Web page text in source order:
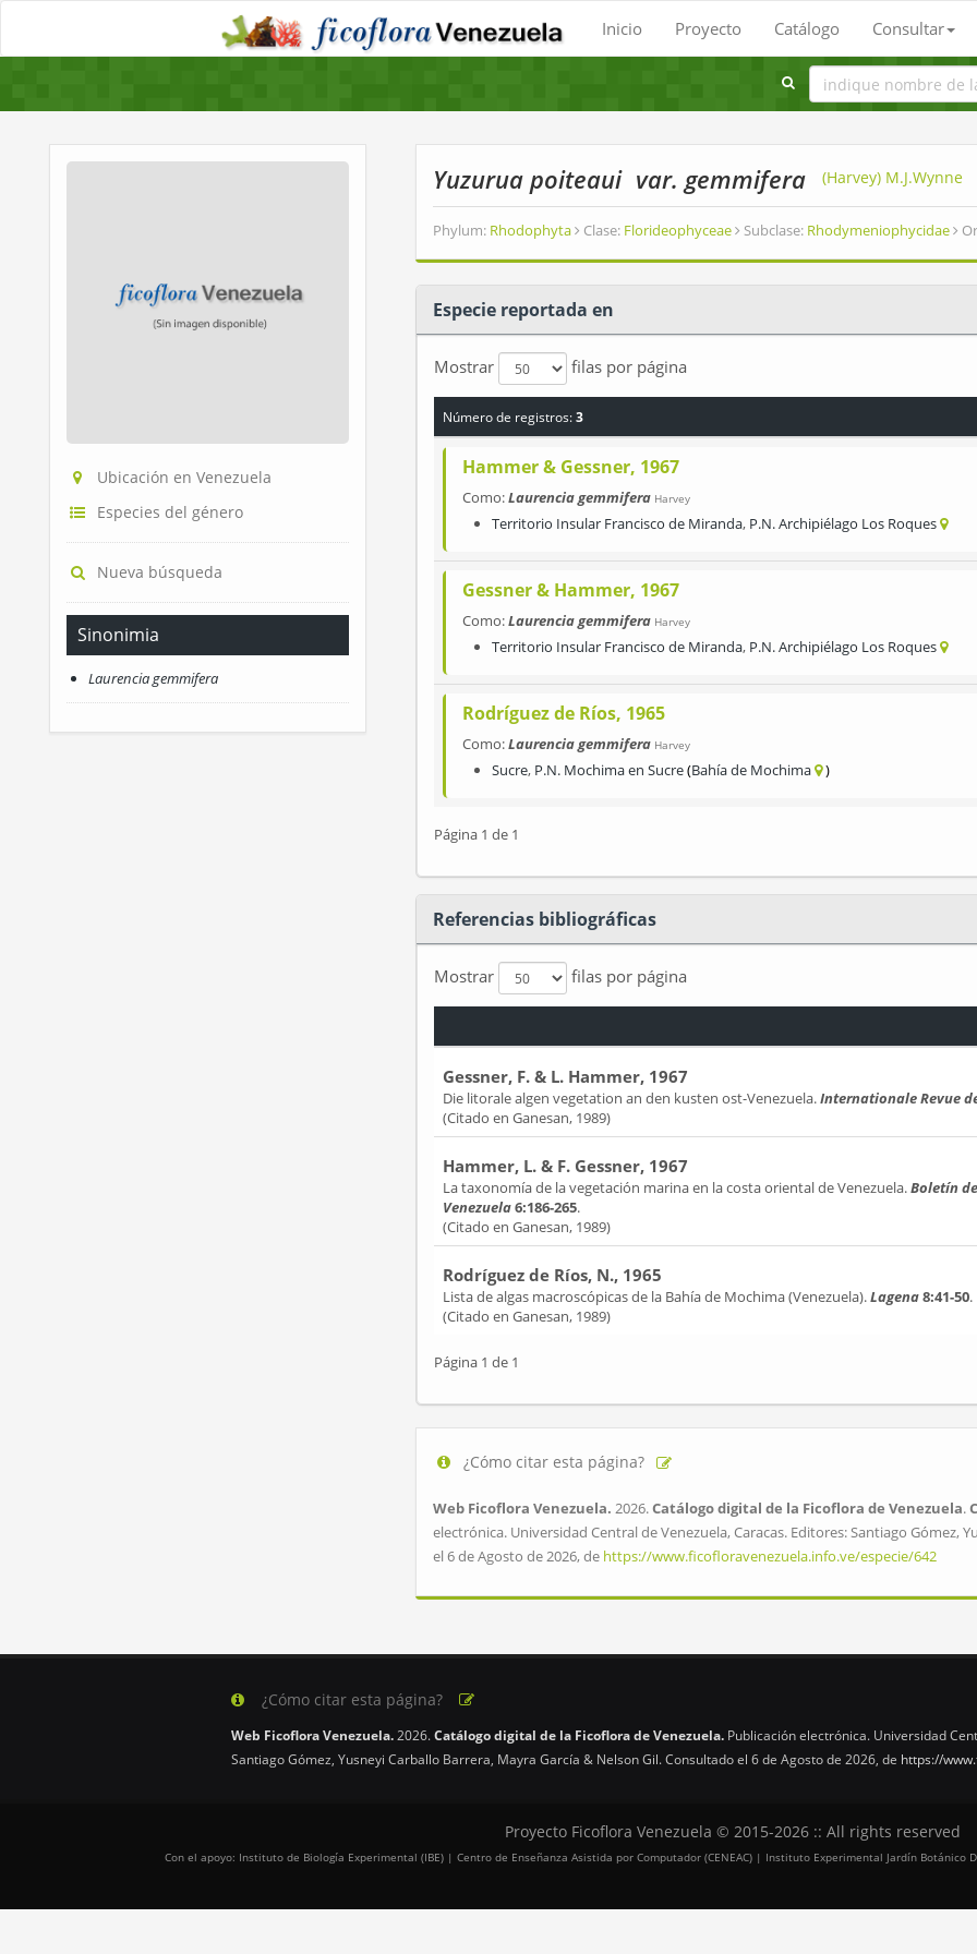
Inicio Proyecto Catálogo Consultar
Ubicación en Venezuela
Especies del género
Nueva búsqueda
Sinonimia
Laurencia gemmifera
Yuzurua poiteaui var. gemmifera (Harvey) M.J.Wynne
Phylum: Rhodophyta Clase: Florideophyceae Subclase: Rhodymeniophycidae
Especie reportada en
Mostrar filas por página
Número de registros:3
Hammer & Gessner, 1967
Como:Laurencia gemmifera Harvey
Territorio Insular Francisco de Miranda, P.N. Archipiélago Los Roques
Gessner & Hammer, 1967
Como:Laurencia gemmifera Harvey
Territorio Insular Francisco de Miranda, P.N. Archipiélago Los Roques
Rodríguez de Ríos, 1965
Como:Laurencia gemmifera Harvey
Sucre, P.N. Mochima en Sucre Bahía de Mochima
Página 1 de 1
Referencias bibliográficas
Mostrar filas por página
Gessner, F. & L. Hammer, 1967
Die litorale algen vegetation an den kusten ost-Venezuela.Internationale Revue
(Citado en Ganesan, 1989)
Hammer, L. & F. Gessner, 1967
La taxonomía de la vegetación marina en la costa oriental de Venezuela.Boletín
Venezuela6:186-265.
(Citado en Ganesan, 1989)
Rodríguez de Ríos, N., 1965
Lista de algas macroscópicas de la Bahía de Mochima (Venezuela).Lagena8:41-50.
(Citado en Ganesan, 1989)
Página 1 de 1
¿Cómo citar esta página?
Web Ficoflora Venezuela. 2026.Catálogo digital de la Ficoflora de Venezuela.
electrónica. Universidad Central de Venezuela, Caracas. Editores: Santiago Gómez,
el 6 de Agosto de 2026, de https://www.ficofloravenezuela.info.ve/especie/642
¿Cómo citar esta página?
Web Ficoflora Venezuela.2026.Catálogo digital de la Ficoflora de Venezuela. Publicación electrónica. Universidad
Santiago Gómez, Yusneyi Carballo Barrera, Mayra García & Nelson Gil. Consultado el 6 de Agosto de 2026, de https://
Proyecto Ficoflora Venezuela © 2015-2026 :: All rights reserved
Con el apoyo: Instituto de Biología Experimental (IBE) | Centro de Enseñanza Asistida por Computador (CENEAC) | Instituto Experimental Jardín Botánico